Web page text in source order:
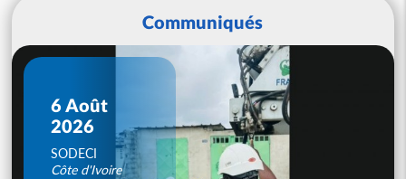
Communiqués
6 Août
2026
SODECI
Côte d'Ivoire